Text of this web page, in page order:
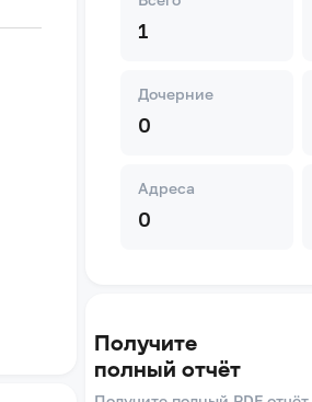
1
Дочерние
0
Адреса
0
Получите
полный отчёт